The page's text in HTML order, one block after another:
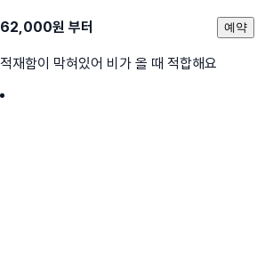
62,000원 부터
적재함이 막혀있어 비가 올 때 적합해요
예약